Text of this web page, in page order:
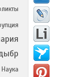
Наука